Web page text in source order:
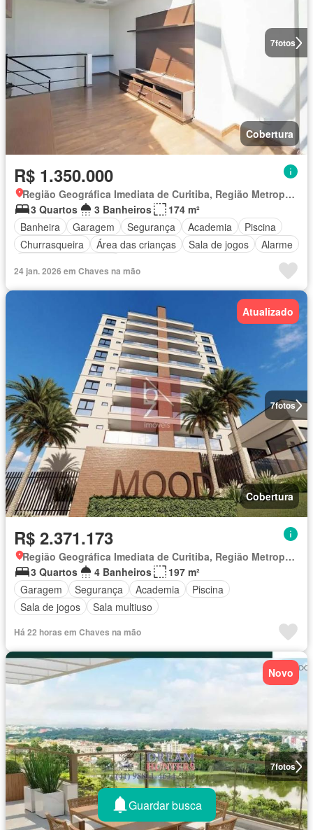
7fotos
Cobertura
R$ 1.350.000
Região Geográfica Imediata de Curitiba, Região Metropolitana de Curitiba
3 Quartos
3 Banheiros
174 m²
Banheira
Garagem Segurança Academia
Piscina
Churrasqueira
Área das crianças Sala de jogos
Alarme
24 jan. 2026 em Chaves na mão
7fotos
Atualizado
Cobertura
R$ 2.371.173
Região Geográfica Imediata de Curitiba, Região Metropolitana de Curitiba
3 Quartos
4 Banheiros
197 m²
Garagem
Segurança Academia
Piscina
Sala de jogos
Sala multiuso
Há 22 horas em Chaves na mão
7fotos
Novo
Guardar busca